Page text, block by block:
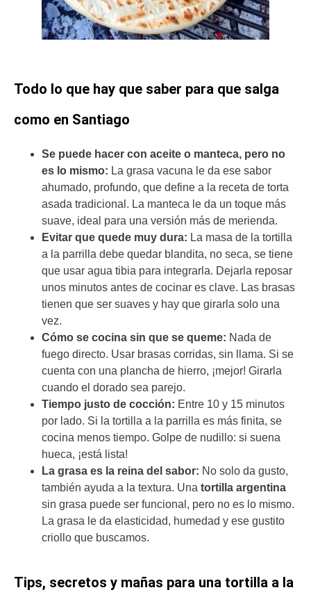
Todo lo que hay que saber para que salga
como en Santiago
Se puede hacer con aceite o manteca, pero no
es lo mismo: La grasa vacuna le da ese sabor
ahumado, profundo, que define a la receta de torta
asada tradicional. La manteca le da un toque más
suave, ideal para una versión más de merienda.
Evitar que quede muy dura: La masa de la tortilla
a la parrilla debe quedar blandita, no seca, se tiene
que usar agua tibia para integrarla. Dejarla reposar
unos minutos antes de cocinar es clave. Las brasas
tienen que ser suaves y hay que girarla solo una
vez.
Cómo se cocina sin que se queme: Nada de
fuego directo. Usar brasas corridas, sin llama. Si se
cuenta con una plancha de hierro, ¡mejor! Girarla
cuando el dorado sea parejo.
Tiempo justo de cocción: Entre 10 y 15 minutos
por lado. Si la tortilla a la parrilla es más finita, se
cocina menos tiempo. Golpe de nudillo: si suena
hueca, ¡está lista!
La grasa es la reina del sabor: No solo da gusto,
también ayuda a la textura. Una tortilla argentina
sin grasa puede ser funcional, pero no es lo mismo.
La grasa le da elasticidad, humedad y ese gustito
criollo que buscamos.
Tips, secretos y mañas para una tortilla a la